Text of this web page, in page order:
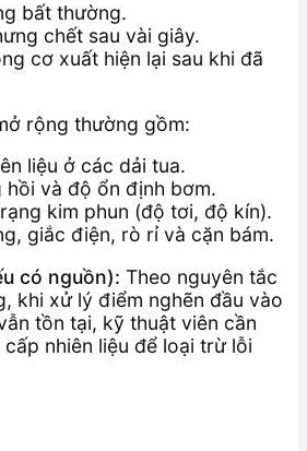
bất thường.
chết sau vài giây.
cơ xuất hiện lại sau khi đã
rộng thường gồm:
liệu ở các dải tua.
hồi và độ ổn định bơm.
kim phun (độ tơi, độ kín).
giắc điện, rò rỉ và cặn bám.
có nguồn): Theo nguyên tắc
khi xử lý điểm nghẽn đầu vào
tồn tại, kỹ thuật viên cần
nhiên liệu để loại trừ lỗi